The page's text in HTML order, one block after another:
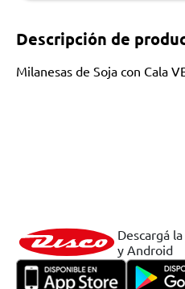
Descripción de
Milanesas de Soja con Cala
Descargá
y Android